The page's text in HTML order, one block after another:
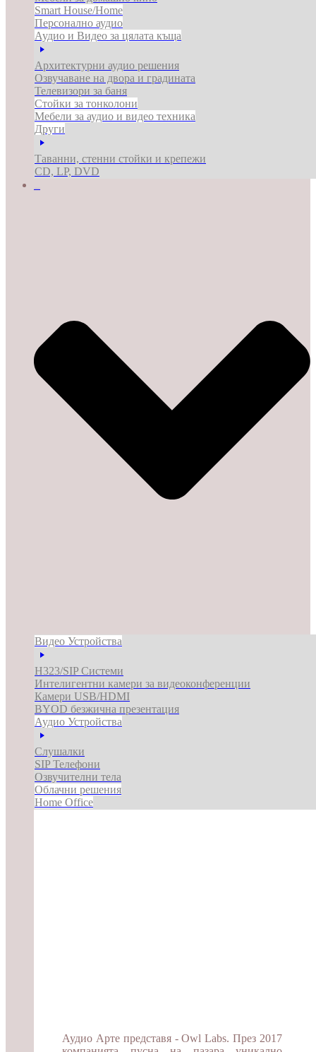
Smart House/Home
Персонално аудио
Аудио и Видео за цялата къща
Архитектурни аудио решения
Озвучаване на двора и градината
Телевизори за баня
Стойки за тонколони
Мебели за аудио и видео техника
Други
Таванни, стенни стойки и крепежи
CD, LP, DVD
Видео Устройства
H323/SIP Системи
Интелигентни камери за видеоконференции
Камери USB/HDMI
BYOD безжична презентация
Аудио Устройства
Слушалки
SIP Телефони
Озвучителни тела
Облачни решения
Home Office
Аудио Арте представя - Owl Labs. През 2017